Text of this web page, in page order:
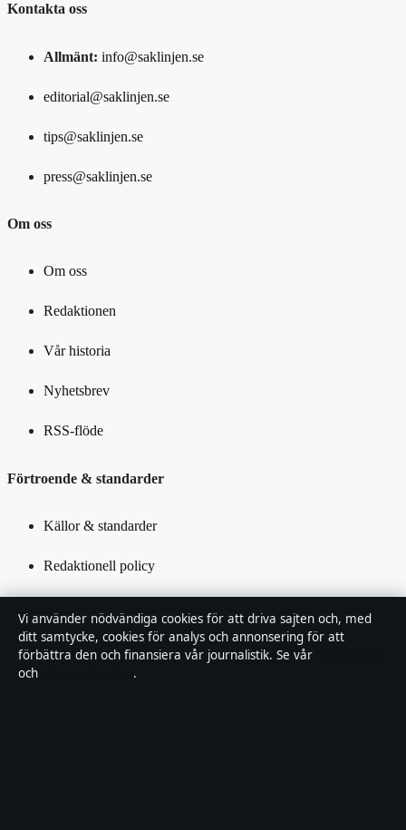
Kontakta oss
Allmänt: info@saklinjen.se
editorial@saklinjen.se
tips@saklinjen.se
press@saklinjen.se
Om oss
Om oss
Redaktionen
Vår historia
Nyhetsbrev
RSS-flöde
Förtroende & standarder
Källor & standarder
Redaktionell policy
Tillgänglighetsredogörelse
Vi använder nödvändiga cookies för att driva sajten och, med
ditt samtycke, cookies för analys och annonsering för att
förbättra den och finansiera vår journalistik. Se vår
och
.